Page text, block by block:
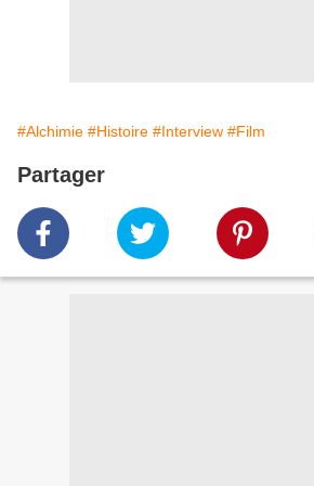
#Alchimie #Histoire #Interview #Film
Partager